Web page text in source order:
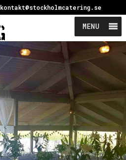
kontakt@stockholmcatering.se
MENU